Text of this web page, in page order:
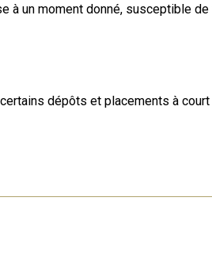
à un moment donné, susceptible
dépôts et placements à court